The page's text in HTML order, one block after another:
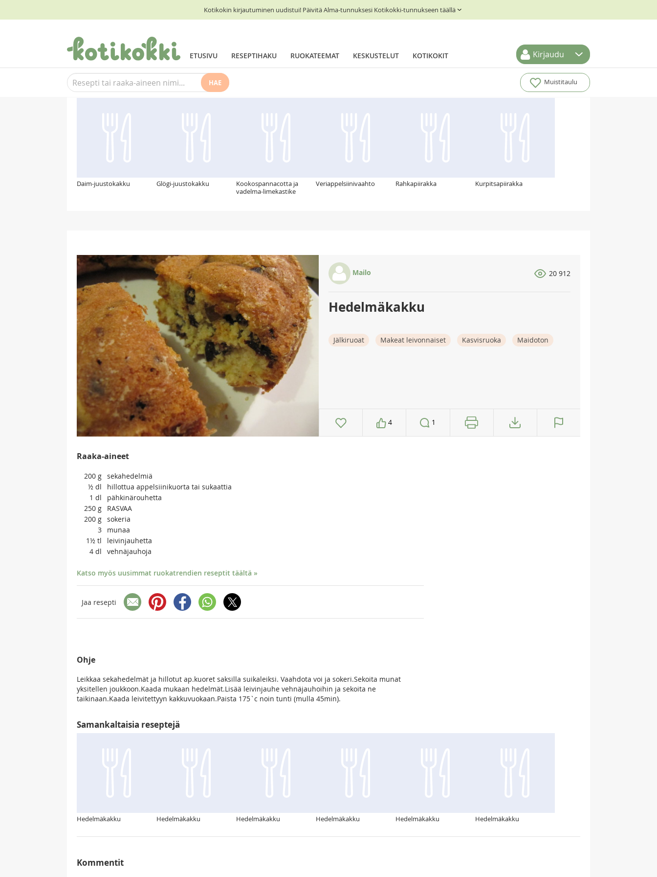
Kotikokin kirjautuminen uudistui! Päivitä Alma-tunnuksesi Kotikokki-tunnukseen täällä
ETUSIVU RESEPTIHAKU RUOKATEEMAT KESKUSTELUT KOTIKOKIT Kirjaudu
HAE Muistitaulu
Suosittelemme myös
Daim-juustokakku Glögi-juustokakku
Kookospannacotta ja
vadelma-limekastike
Veriappelsiinivaahto Rahkapiirakka Kurpitsapiirakka
Mailo 20 912
Hedelmäkakku
Jälkiruoat Makeat leivonnaiset Kasvisruoka Maidoton
4 1
Raaka-aineet
200 g sekahedelmiä
½ dl
hillottua appelsiinikuorta tai sukaattia
1 dl
pähkinärouhetta
250 g
RASVAA
200 g sokeria
3
munaa
1½ tl
leivinjauhetta
4 dl vehnäjauhoja
Katso myös uusimmat ruokatrendien reseptit täältä »
Jaa resepti
Ohje
Leikkaa sekahedelmät ja hillotut ap.kuoret saksilla suikaleiksi. Vaahdota voi ja sokeri.Sekoita munat
yksitellen joukkoon.Kaada mukaan hedelmät.Lisää leivinjauhe vehnäjauhoihin ja sekoita ne
taikinaan.Kaada leivitettyyn kakkuvuokaan.Paista 175`c noin tunti (mulla 45min).
Samankaltaisia reseptejä
Hedelmäkakku Hedelmäkakku Hedelmäkakku Hedelmäkakku Hedelmäkakku Hedelmäkakku
Kommentit